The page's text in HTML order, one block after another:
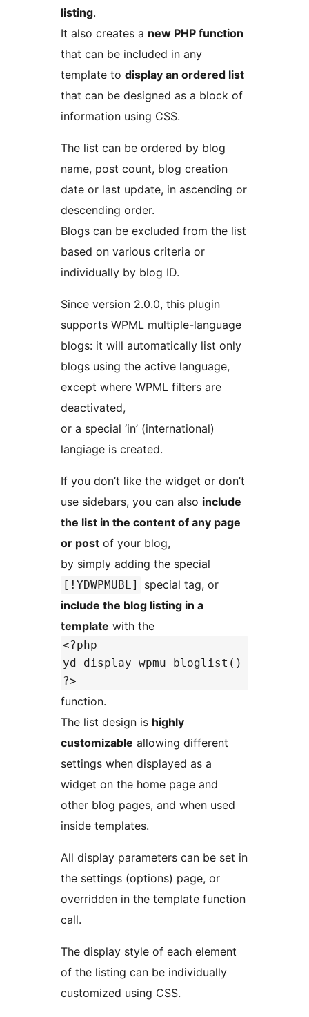
listing.
It also creates a new PHP function
that can be included in any
template to display an ordered list
that can be designed as a block of
information using CSS.
The list can be ordered by blog
name, post count, blog creation
date or last update, in ascending or
descending order.
Blogs can be excluded from the list
based on various criteria or
individually by blog ID.
Since version 2.0.0, this plugin
supports WPML multiple-language
blogs: it will automatically list only
blogs using the active language,
except where WPML filters are
deactivated,
or a special ‘in’ (international)
langiage is created.
If you don’t like the widget or don’t
use sidebars, you can also include
the list in the content of any page
or post of your blog,
by simply adding the special
[!YDWPMUBL]
special tag, or
include the blog listing in a
template with the
<?php
yd_display_wpmu_bloglist()
?>
function.
The list design is highly
customizable allowing different
settings when displayed as a
widget on the home page and
other blog pages, and when used
inside templates.
All display parameters can be set in
the settings (options) page, or
overridden in the template function
call.
The display style of each element
of the listing can be individually
customized using CSS.